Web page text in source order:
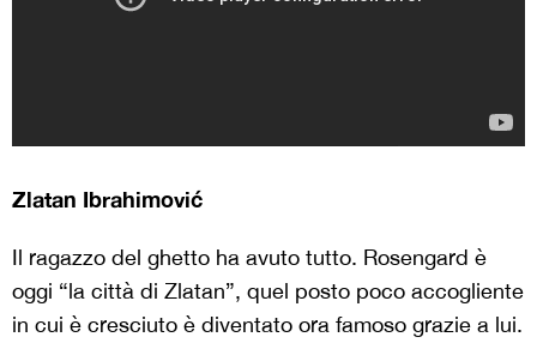
Zlatan Ibrahimović
Il ragazzo del ghetto ha avuto tutto. Rosengard è
oggi “la città di Zlatan”, quel posto poco accogliente
in cui è cresciuto è diventato ora famoso grazie a lui.